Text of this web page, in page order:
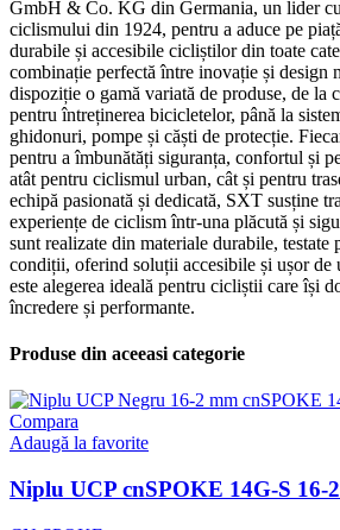
GmbH & Co. KG din Germania, un lider
ciclismului din 1924, pentru a aduce pe
durabile și accesibile cicliștilor din toate
combinație perfectă între inovație și design
dispoziție o gamă variată de produse, de la
pentru întreținerea bicicletelor, până la
ghidonuri, pompe și căști de protecție.
pentru a îmbunătăți siguranța, confortul și
atât pentru ciclismul urban, cât și pentru
echipă pasionată și dedicată, SXT susține
experiențe de ciclism într-una plăcută și
sunt realizate din materiale durabile, testate
condiții, oferind soluții accesibile și ușor de
este alegerea ideală pentru cicliștii care își
încredere și performante.
Produse din aceeasi categorie
Compara
Adaugă la favorite
Niplu UCP cnSPOKE 14G-S 16-